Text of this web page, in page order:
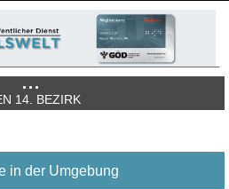
14. BEZIRK
in der Umgebung